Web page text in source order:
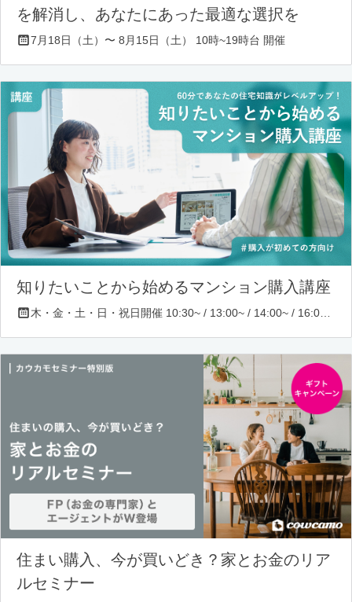
を解消し、あなたにあった最適な選択を
7月18日（土）〜 8月15日（土） 10時~19時台 開催
知りたいことから始めるマンション購入講座
住まい購入、今が買いどき？家とお金のリア
ルセミナー